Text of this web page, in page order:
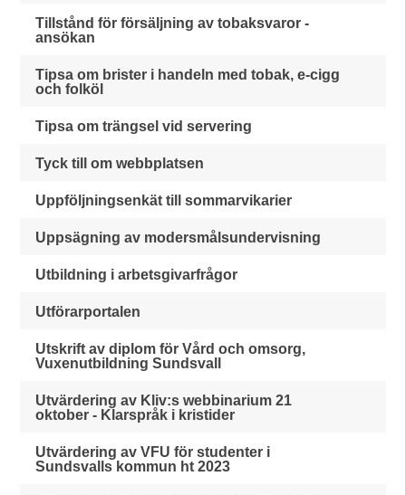
Tillstånd för försäljning av tobaksvaror -
ansökan
Tipsa om brister i handeln med tobak, e-cigg
och folköl
Tipsa om trängsel vid servering
Tyck till om webbplatsen
Uppföljningsenkät till sommarvikarier
Uppsägning av modersmålsundervisning
Utbildning i arbetsgivarfrågor
Utförarportalen
Utskrift av diplom för Vård och omsorg,
Vuxenutbildning Sundsvall
Utvärdering av Kliv:s webbinarium 21
oktober - Klarspråk i kristider
Utvärdering av VFU för studenter i
Sundsvalls kommun ht 2023